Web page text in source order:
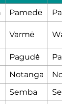
Pamedė
Varmė Wārmi
Pagudė
Notanga
Semba
Semba